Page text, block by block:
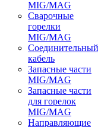
MIG/MAG
Сварочные
горелки
MIG/MAG
Соединительный
кабель
Запасные части
MIG/MAG
Запасные части
для горелок
MIG/MAG
Направляющие